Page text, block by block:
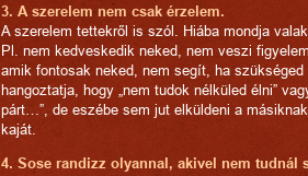
3. A szerelem nem csak érzelem.
A szerelem tettekről is szól. Hiába mondja
Pl. nem kedveskedik neked, nem veszi
amik fontosak neked, nem segít, ha
hangoztatja, hogy „nem tudok nélküled élni”
párt…”, de eszébe sem jut elküldeni a
kaját.
4. Sose randizz olyannal, akivel nem tudnál